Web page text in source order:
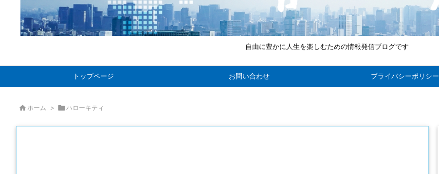
自由に豊かに人生を楽しむための情報発信ブログです
トップページ お問い合わせ プライバシーポリシー
ホーム > ハローキティ